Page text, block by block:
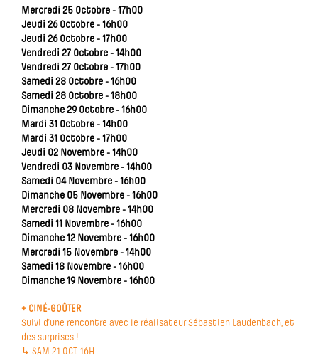
Mercredi 25 Octobre - 17h00
Jeudi 26 Octobre - 16h00
Jeudi 26 Octobre - 17h00
Vendredi 27 Octobre - 14h00
Vendredi 27 Octobre - 17h00
Samedi 28 Octobre - 16h00
Samedi 28 Octobre - 18h00
Dimanche 29 Octobre - 16h00
Mardi 31 Octobre - 14h00
Mardi 31 Octobre - 17h00
Jeudi 02 Novembre - 14h00
Vendredi 03 Novembre - 14h00
Samedi 04 Novembre - 16h00
Dimanche 05 Novembre - 16h00
Mercredi 08 Novembre - 14h00
Samedi 11 Novembre - 16h00
Dimanche 12 Novembre - 16h00
Mercredi 15 Novembre - 14h00
Samedi 18 Novembre - 16h00
Dimanche 19 Novembre - 16h00
+ CINÉ-GOÛTER
Suivi d’une rencontre avec le réalisateur Sébastien Laudenbach, et
des surprises !
↳ SAM 21 OCT. 16H